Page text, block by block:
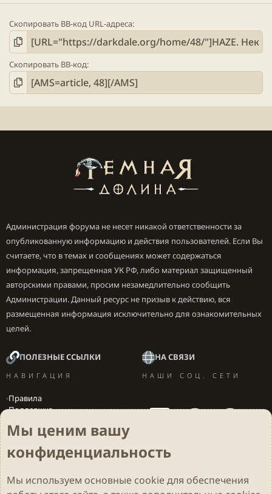
Скопировать BB-код URL-адреса
Скопировать BB-код
Администрация форума не несет никакой ответственности за
опубликованную информацию и действия пользователей. Если Вы
считаете, что в темах и сообщениях может содержаться
информация, запрещенная УК РФ, либо материал защищенный
авторскими правами, просим незамедлительно сообщить
Администрации. Данный ресурс не призыв к действию, вся
размещенная информация исключительно для ознакомительных
целей.
ПОЛЕЗНЫЕ ССЫЛКИ
НАВИГАЦИЯ
Правила
Поддержка
Локализация игр
НА СВЯЗИ
НАШИ СОЦ. СЕТИ
Cookies Darkdale - Основа [v.2.3.2 rc1] 🔥 Русский (RU)
Мы ценим вашу
конфиденциальность
Мы используем основные cookieдля обеспечения